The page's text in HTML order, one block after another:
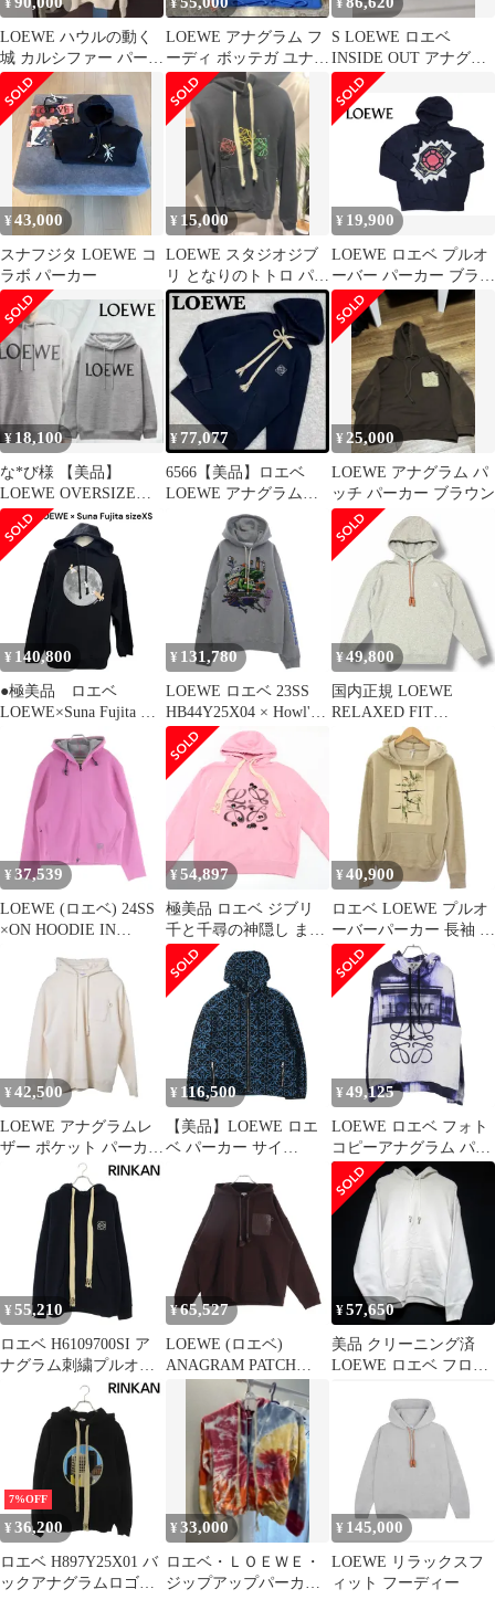
¥
LOEWE ハウルの動く
城 カルシファー パーカ
ー
¥
LOEWE アナグラム フ
ーディ ボッテガ ユナイ
テッド セリーヌ サンロ
ーラン
¥
S LOEWE ロエベ
INSIDE OUT アナグラ
ム 刺繍 フーディー
¥43,000
スナフジタ LOEWE コ
ラボ パーカー
¥ 15,000
LOEWE スタジオジブ
リ となりのトトロ パー
カー
¥ 19,900
LOEWE ロエベ プルオ
ーバー パーカー ブラッ
ク 1722598 メンズ サイ
ズL
¥ 18,100
な*び様 【美品】
LOEWE OVERSIZE
HOODIE GREY MELA
¥77,077
6566【美品】ロエベ
LOEWE アナグラム刺
繍パーカー ネイビー 即
完モデル
¥25,000
LOEWE アナグラム パ
ッチ パーカー ブラウン
¥ 140,800
●極美品 ロエベ
LOEWE×Suna Fujita リ
ラックスフィット ス
ウェット パーカー
XS メンズ S5Q403
¥ 131,780
LOEWE ロエベ 23SS
HB44Y25X04 × Howl's
Moving Castle スタジオ
ジブリ ハウルの動く城
ムービングキャッスル
プルオーバー パーカー
グレー系 M【中古】
¥49,800
国内正規 LOEWE
RELAXED FIT
HOODIE リラックスフ
ィットフーディー スウ
ェットパーカー ロエベ
H526Y25X53 グレー S
（3685M）
¥ 37,539
LOEWE (ロエベ) 24SS
×ON HOODIE IN
テクニカルジャージー
フーデットジップアッ
プパーカー ピンク
H929Y25J01
¥54,897
極美品 ロエベ ジブリ
千と千尋の神隠し まっ
くろくろすけ アナグラ
ム パーカー フード ト
ップス 服 アパレル メ
ンズ BBB 0418-1B2【中
古】
¥ 40,900
ロエベ LOEWE プルオ
ーバーパーカー 長袖 ボ
タニカル柄 ベージュ
H6199800CR /TK
¥ 42,500
LOEWE アナグラムレ
ザー ポケット パーカー
リラックスフィット
¥ 116,500
【美品】LOEWE ロエ
ベ パーカー サイ
ノグラム ジャガード ボ
ア フリース ジップ パ
ーカー (H526Y52X02) /
Faux Fur / ブラック ブ
ルー / トップス フーデ
ィー 【メンズ】【中
古】
¥ 49,125
LOEWE ロエベ フォト
コピーアナグラム パー
カー H526Y25X13 ネイ
ビー ホワイト M
¥ 55,210
ロエベ H6109700SI ア
ナグラム刺繍プルオー
バーパーカー メンズ M
¥65,527
LOEWE (ロエベ)
ANAGRAM PATCH
POCKET HOODIE アナ
グラムパッチポケット
フーディ プルオーバー
パーカー ボルドー
H526Y25X30
¥57,650
美品 クリーニング済
LOEWE ロエベ フロン
ディー スウェットシャ
ツ パーカー
H526Y25X48 L ライト
ベージュ メンズ 古着
中古 USED
7%OFF
¥ 36,200
ロエベ H897Y25X01 バ
ックアナグラムロゴ刺
¥33,000
ロエベ・ＬＯＥＷＥ・
ジップアップパーカー‼️
¥ 145,000
LOEWE リラックスフ
ィット フーディー